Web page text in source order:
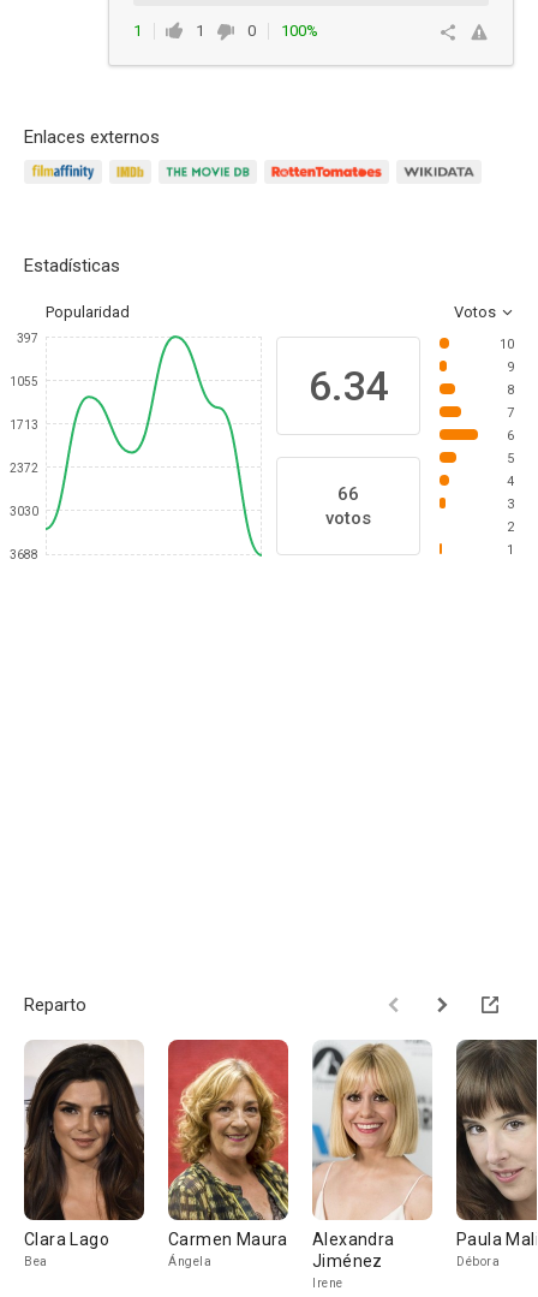
1 1 0
100%
Enlaces externos
Estadísticas
Popularidad Votos
397
1055
1713
2372
3030
3688
6.34
66
votos
10
9
8
7
6
5
4
3
2
1
Reparto
Clara Lago
Bea
Carmen Maura
Ángela
Alexandra
Jiménez
Irene
Paula
Débora